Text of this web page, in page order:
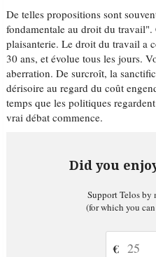
De telles propositions sont
fondamentale au droit du travail".
plaisanterie. Le droit du travail a
30 ans, et évolue tous les jours.
aberration. De surcroît, la
dérisoire au regard du coût
temps que les politiques
vrai débat commence.
Did you
Support Telos by
(for which you
€